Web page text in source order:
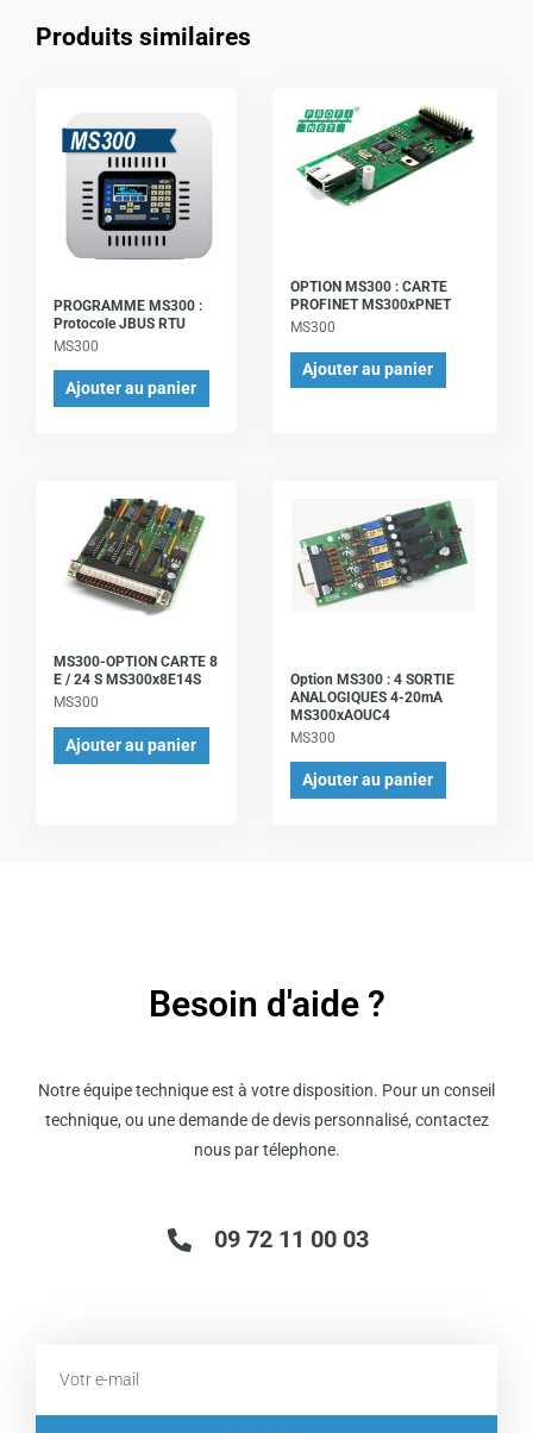
Produits similaires
PROGRAMME MS300 :
Protocole JBUS RTU
MS300
Ajouter au panier
OPTION MS300 : CARTE
PROFINET MS300xPNET
MS300
Ajouter au panier
MS300-OPTION CARTE 8
E / 24 S MS300x8E14S
MS300
Ajouter au panier
Option MS300 : 4 SORTIE
ANALOGIQUES 4-20mA
MS300xAOUC4
MS300
Ajouter au panier
Besoin d'aide ?
Notre équipe technique est à votre disposition. Pour un conseil
technique, ou une demande de devis personnalisé, contactez
nous par télephone.
09 72 11 00 03